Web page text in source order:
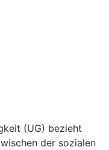
(UG) bezieht
der sozialen